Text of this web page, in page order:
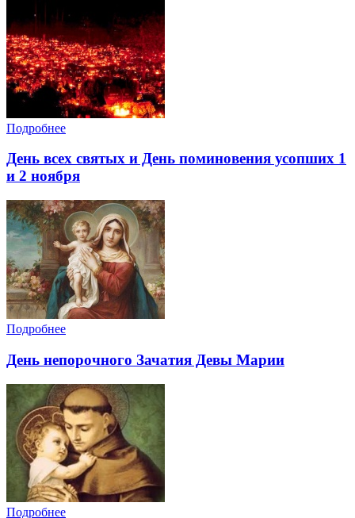
Подробнее
День всех святых и День поминовения усопших 1
и 2 ноября
Подробнее
День непорочного Зачатия Девы Марии
Подробнее